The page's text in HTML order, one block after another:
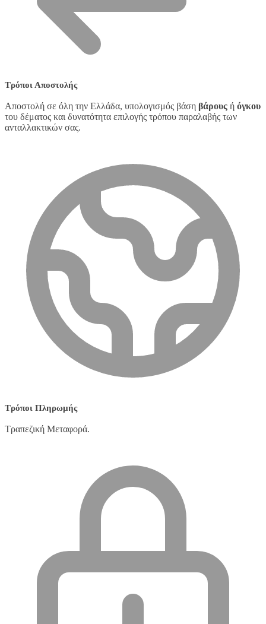
Τρόποι Αποστολής
Αποστολή σε όλη την Ελλάδα, υπολογισμός βάση βάρους ή όγκου
του δέματος και δυνατότητα επιλογής τρόπου παραλαβής των
ανταλλακτικών σας.
Τρόποι Πληρωμής
Τραπεζική Μεταφορά.